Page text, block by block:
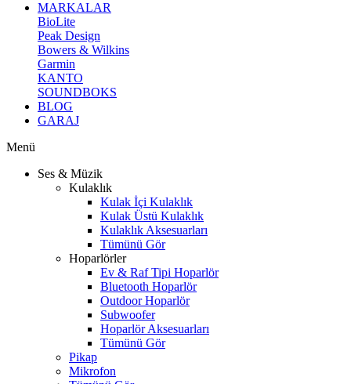
MARKALAR
BioLite
Peak Design
Bowers & Wilkins
Garmin
KANTO
SOUNDBOKS
BLOG
GARAJ
Menü
Ses & Müzik
Kulaklık
Kulak İçi Kulaklık
Kulak Üstü Kulaklık
Kulaklık Aksesuarları
Tümünü Gör
Hoparlörler
Ev & Raf Tipi Hoparlör
Bluetooth Hoparlör
Outdoor Hoparlör
Subwoofer
Hoparlör Aksesuarları
Tümünü Gör
Pikap
Mikrofon